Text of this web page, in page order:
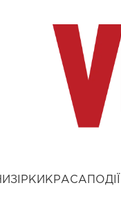
ЗІРКИ КРАСА ПОДІЇ